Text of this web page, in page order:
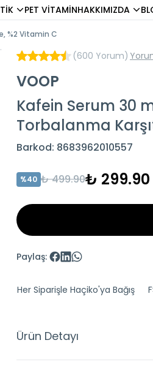
PET VİTAMİNHAKKIMIZDA
%2 Vitamin C
(600 Yorum)
VOOP
Kafein Serum 30
Torbalanma
Barkod: 8683962010557
%40 ₺ 499.90₺ 299.90
Paylaş:
Her Siparişle Haçiko'ya Bağış
Ürün Detayı